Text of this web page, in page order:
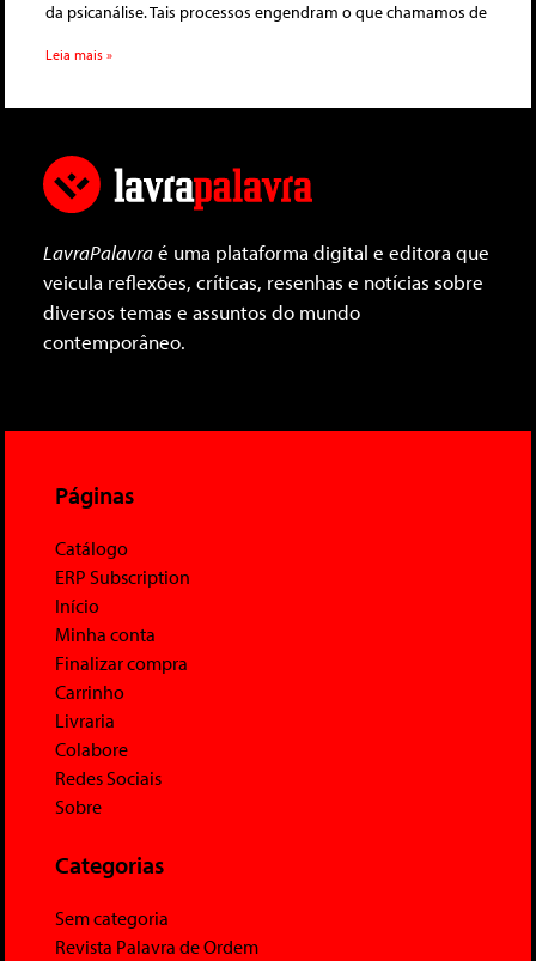
da psicanálise. Tais processos engendram o que chamamos de
Leia mais »
LavraPalavraé uma plataforma digital e editora que
veicula reflexões, críticas, resenhas e notícias sobre
diversos temas e assuntos do mundo
contemporâneo.
Páginas
Catálogo
ERP Subscription
Início
Minha conta
Finalizar compra
Carrinho
Livraria
Colabore
Redes Sociais
Sobre
Categorias
Sem categoria
Revista Palavra de Ordem